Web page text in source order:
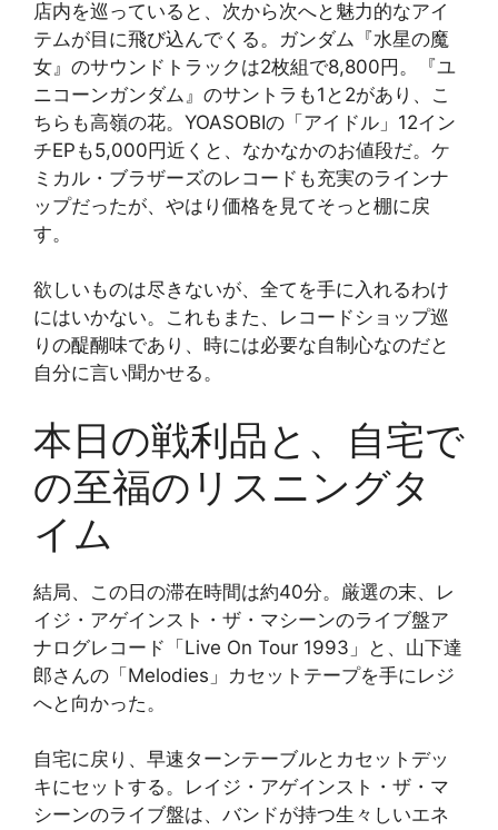
店内を巡っていると、次から次へと魅力的なアイ
テムが目に飛び込んでくる。ガンダム『水星の魔
女』のサウンドトラックは2枚組で8,800円。『ユ
ニコーンガンダム』のサントラも1と2があり、こ
ちらも高嶺の花。YOASOBIの「アイドル」12イン
チEPも5,000円近くと、なかなかのお値段だ。ケ
ミカル・ブラザーズのレコードも充実のラインナ
ップだったが、やはり価格を見てそっと棚に戻
す。
欲しいものは尽きないが、全てを手に入れるわけ
にはいかない。これもまた、レコードショップ巡
りの醍醐味であり、時には必要な自制心なのだと
自分に言い聞かせる。
本日の戦利品と、自宅で
の至福のリスニングタ
イム
結局、この日の滞在時間は約40分。厳選の末、レ
イジ・アゲインスト・ザ・マシーンのライブ盤ア
ナログレコード「Live On Tour 1993」と、山下達
郎さんの「Melodies」カセットテープを手にレジ
へと向かった。
自宅に戻り、早速ターンテーブルとカセットデッ
キにセットする。レイジ・アゲインスト・ザ・マ
シーンのライブ盤は、バンドが持つ生々しいエネ